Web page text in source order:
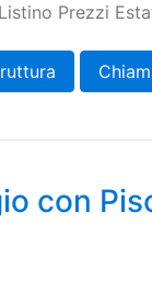
Prezzi
con